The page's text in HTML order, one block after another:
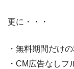
更に・・・
・無料期間だけ
・CM広告なしフ